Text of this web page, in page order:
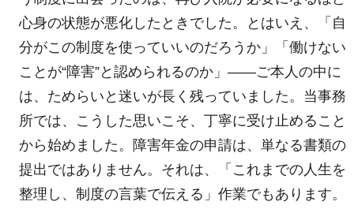
心身の状態が悪化したときでした。とはいえ、「自
分がこの制度を使っていいのだろうか」「働けない
ことが“障害”と認められるのか」――ご本人の中に
は、ためらいと迷いが長く残っていました。当事務
所では、こうした思いこそ、丁寧に受け止めること
から始めました。障害年金の申請は、単なる書類の
提出ではありません。それは、「これまでの人生を
整理し、制度の言葉で伝える」作業でもあります。